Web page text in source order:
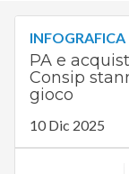
INFOGRAFICA
PA e
Consip
gioco
10 Dic 2025